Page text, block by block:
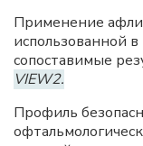
Применение
использованной
сопоставимые
VIEW2.
Профиль